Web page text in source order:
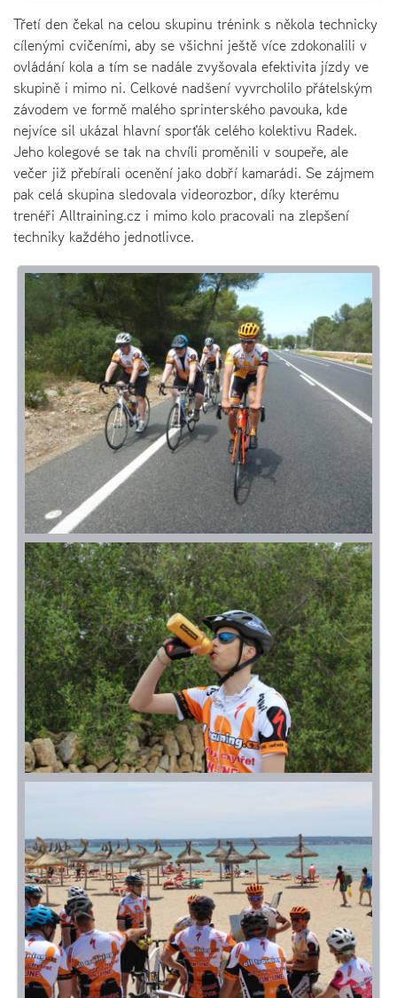
Třetí den čekal na celou skupinu trénink s někola technicky
cílenými cvičeními, aby se všichni ještě více zdokonalili v
ovládání kola a tím se nadále zvyšovala efektivita jízdy ve
skupině i mimo ni. Celkové nadšení vyvrcholilo přátelským
závodem ve formě malého sprinterského pavouka, kde
nejvíce sil ukázal hlavní sporťák celého kolektivu Radek.
Jeho kolegové se tak na chvíli proměnili v soupeře, ale
večer již přebírali ocenění jako dobří kamarádi. Se zájmem
pak celá skupina sledovala videorozbor, díky kterému
trenéři Alltraining.cz i mimo kolo pracovali na zlepšení
techniky každého jednotlivce.